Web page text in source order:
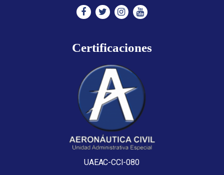
Facebook
TwitterInstagram
Youtube
Certificaciones
UAEAC-CCI-080